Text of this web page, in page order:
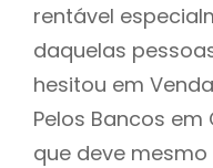
rentável
daquelas
hesitou em
Pelos Bancos
que deve